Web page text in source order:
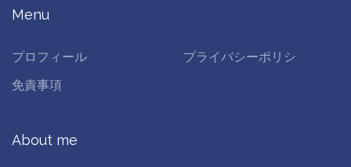
Menu
プロフィール
プライバシーポリシ
免責事項
About me